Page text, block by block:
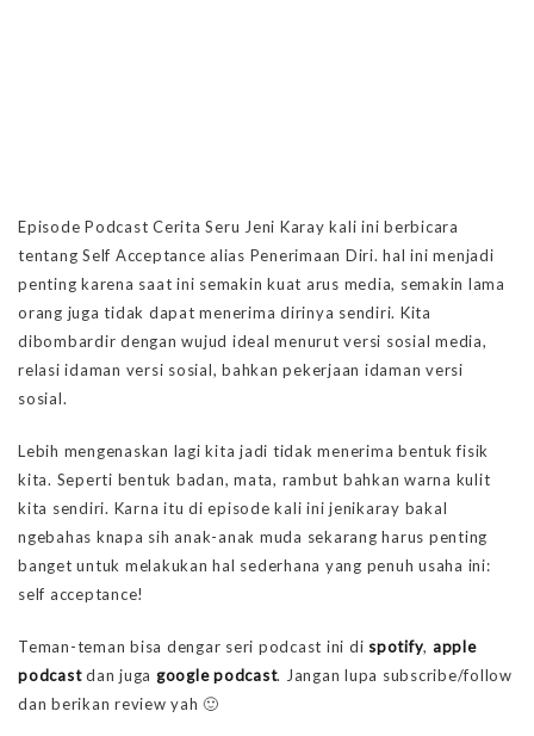
Episode Podcast Cerita Seru Jeni Karay kali ini berbicara
tentang Self Acceptance alias Penerimaan Diri. hal ini menjadi
penting karena saat ini semakin kuat arus media, semakin lama
orang juga tidak dapat menerima dirinya sendiri. Kita
dibombardir dengan wujud ideal menurut versi sosial media,
relasi idaman versi sosial, bahkan pekerjaan idaman versi
sosial.
Lebih mengenaskan lagi kita jadi tidak menerima bentuk fisik
kita. Seperti bentuk badan, mata, rambut bahkan warna kulit
kita sendiri. Karna itu di episode kali ini jenikaray bakal
ngebahas knapa sih anak-anak muda sekarang harus penting
banget untuk melakukan hal sederhana yang penuh usaha ini:
self acceptance!
Teman-teman bisa dengar seri podcast ini di spotify, apple
podcastdan juga google podcast. Jangan lupa subscribe/follow
dan berikan review yah 🙂